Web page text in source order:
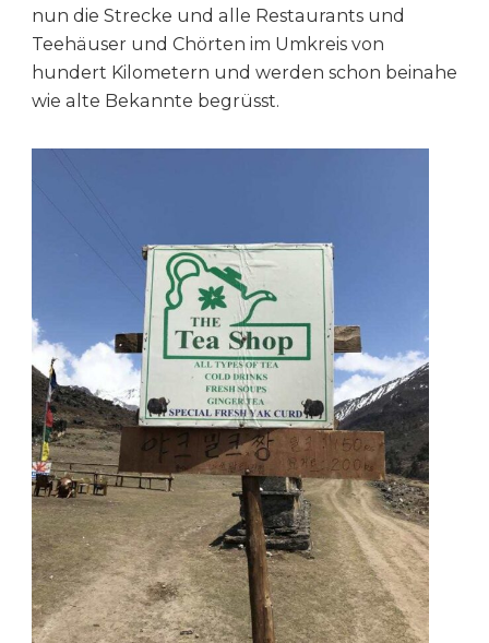
nun die Strecke und alle Restaurants und
Teehäuser und Chörten im Umkreis von
hundert Kilometern und werden schon beinahe
wie alte Bekannte begrüsst.